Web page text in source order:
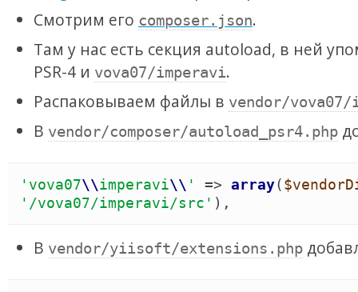
Смотрим его composer.json.
Там у нас есть секция autoload, в ней
PSR-4 и vova07/imperavi.
Распаковываем файлы в vendor/vova07/
В vendor/composer/autoload_psr4.php
' vova07\\imperavi\\ ' => array(
' /vova07/imperavi/src ' ) ,
В vendor/yiisoft/extensions.php